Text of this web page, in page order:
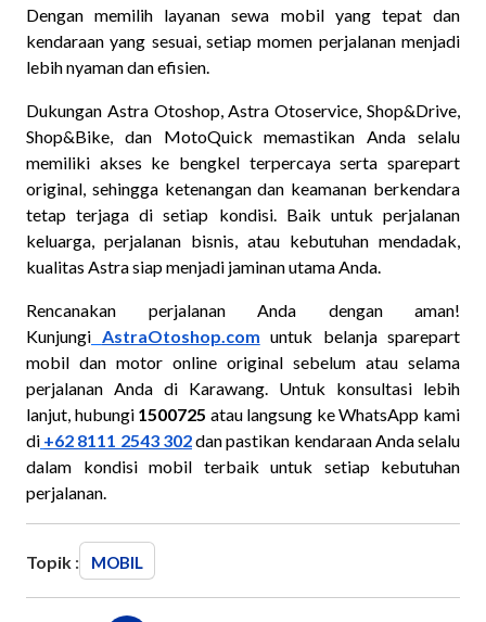
Dengan memilih layanan sewa mobil yang tepat dan
kendaraan yang sesuai, setiap momen perjalanan menjadi
lebih nyaman dan efisien.
Dukungan Astra Otoshop, Astra Otoservice, Shop&Drive,
Shop&Bike, dan MotoQuick memastikan Anda selalu
memiliki akses ke bengkel terpercaya serta sparepart
original, sehingga ketenangan dan keamanan berkendara
tetap terjaga di setiap kondisi. Baik untuk perjalanan
keluarga, perjalanan bisnis, atau kebutuhan mendadak,
kualitas Astra siap menjadi jaminan utama Anda.
Rencanakan perjalanan Anda dengan aman!
Kunjungi AstraOtoshop.com untuk belanja sparepart
mobil dan motor online original sebelum atau selama
perjalanan Anda di Karawang. Untuk konsultasi lebih
lanjut, hubungi 1500725 atau langsung ke WhatsApp kami
di +62 8111 2543 302dan pastikan kendaraan Anda selalu
dalam kondisi mobil terbaik untuk setiap kebutuhan
perjalanan.
Topik : MOBIL